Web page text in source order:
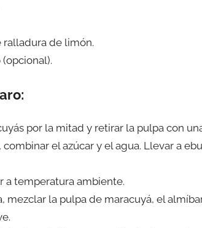
ralladura de limón.
por la mitad y retirar la pulpa con
combinar el azúcar y el agua. Llevar a
a temperatura ambiente.
mezclar la pulpa de maracuyá, el